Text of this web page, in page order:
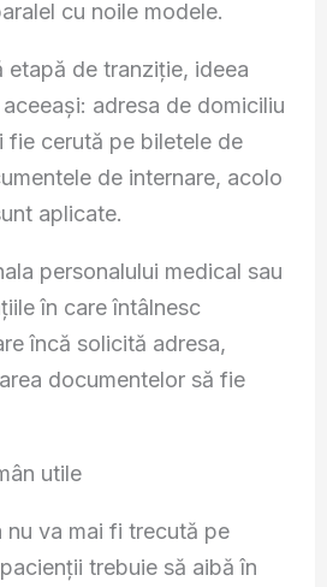
cu noile modele.
etapă de tranziție, ideea
adresa de domiciliu
fie cerută pe biletele de
de internare, acolo
aplicate.
personalului medical sau
în care întâlnesc
încă solicită adresa,
documentelor să fie
utile
nu va mai fi trecută pe
trebuie să aibă în